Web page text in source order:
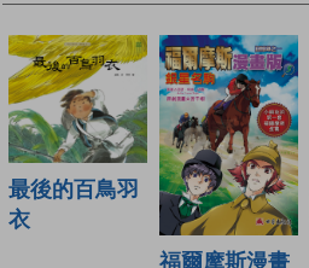
最後的百鳥羽
衣
福爾摩斯漫畫